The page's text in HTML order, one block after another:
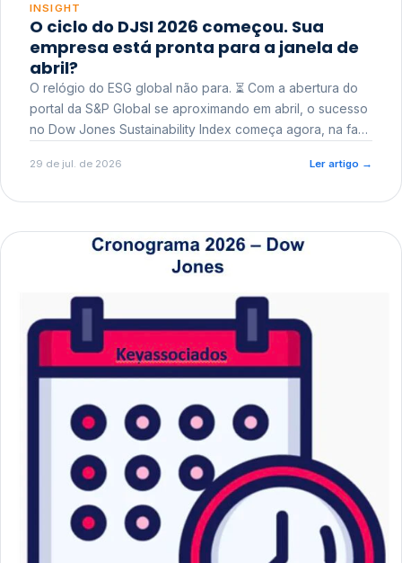
INSIGHT
O ciclo do DJSI 2026 começou. Sua
empresa está pronta para a janela de
abril?
O relógio do ESG global não para. ⏳ Com a abertura do
portal da S&P Global se aproximando em abril, o sucesso
no Dow Jones Sustainability Index começa agora, na fase
29 de jul. de 2026 Ler artigo →